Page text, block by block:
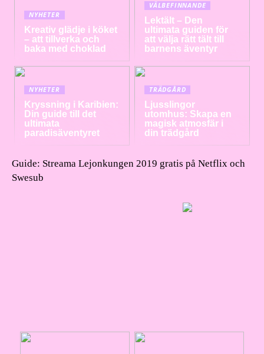
NYHETER
Kreativ glädje i köket
– att tillverka och
baka med choklad
VÄLBEFINNANDE
Lektält – Den
ultimata guiden för
att välja rätt tält till
barnens äventyr
NYHETER
Kryssning i Karibien:
Din guide till det
ultimata
paradisäventyret
TRÄDGÅRD
Ljusslingor
utomhus: Skapa en
magisk atmosfär i
din trädgård
Guide: Streama Lejonkungen 2019 gratis på Netflix och
Swesub